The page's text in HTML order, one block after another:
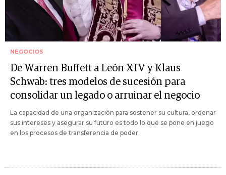
NEGOCIOS
De Warren Buffett a León XIV y Klaus
Schwab: tres modelos de sucesión para
consolidar un legado o arruinar el negocio
La capacidad de una organización para sostener su cultura, ordenar
sus intereses y asegurar su futuro es todo lo que se pone en juego
en los procesos de transferencia de poder.